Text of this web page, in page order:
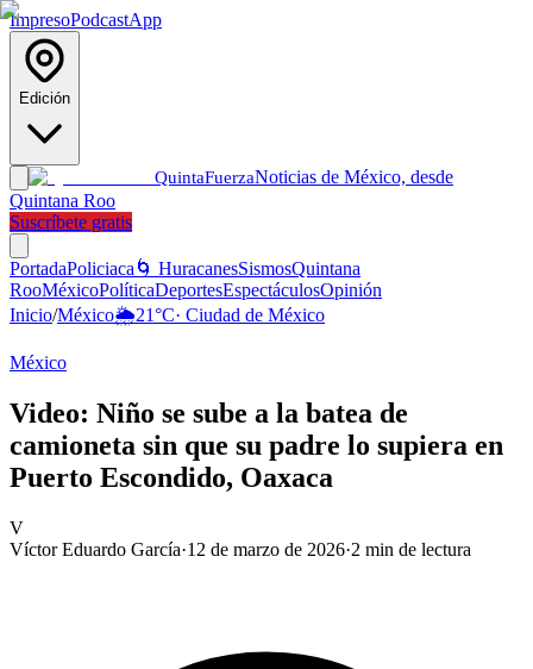
ImpresoPodcastApp
Edición
QuintaFuerzaNoticias de México, desde
Quintana Roo
Suscríbete gratis
PortadaPoliciaca 🌀 HuracanesSismosQuintana
RooMéxicoPolíticaDeportesEspectáculosOpinión
Inicio/México🌦️21°C· Ciudad de México
México
Video: Niño se sube a la batea de
camioneta sin que su padre lo supiera en
Puerto Escondido, Oaxaca
V
Víctor Eduardo García·12 de marzo de 2026·2 min de lectura